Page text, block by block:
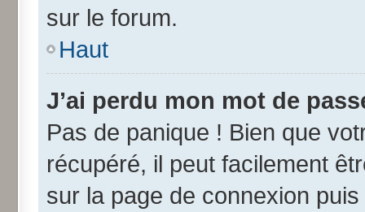
sur le forum.
Haut
J’ai perdu mon mot de
Pas de panique ! Bien que
récupéré, il peut facilement
sur la page de connexion